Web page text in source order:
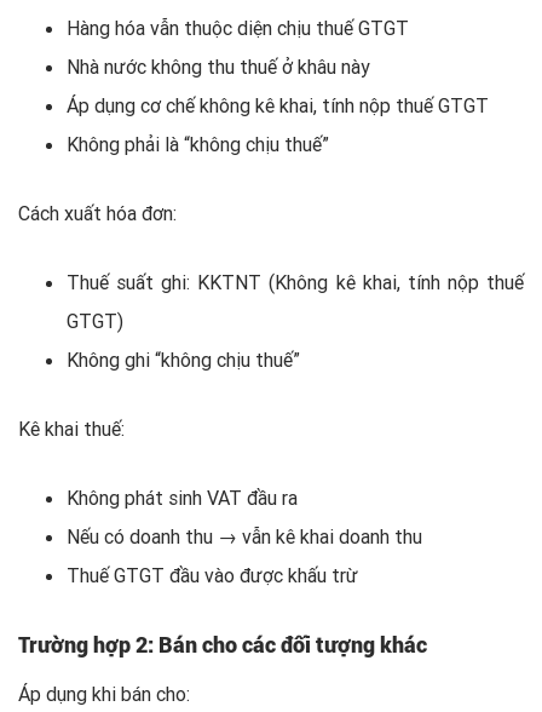
Hàng hóa vẫn thuộc diện chịu thuế GTGT
Nhà nước không thu thuế ở khâu này
Áp dụng cơ chế không kê khai, tính nộp thuế GTGT
Không phải là “không chịu thuế”
Cách xuất hóa đơn:
Thuế suất ghi: KKTNT (Không kê khai, tính nộp thuế
GTGT)
Không ghi “không chịu thuế”
Kê khai thuế:
Không phát sinh VAT đầu ra
Nếu có doanh thu → vẫn kê khai doanh thu
Thuế GTGT đầu vào được khấu trừ
Trường hợp 2: Bán cho các đối tượng khác
Áp dụng khi bán cho: